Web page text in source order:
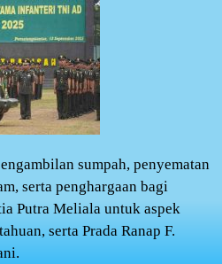
sumpah, penyematan
serta penghargaan bagi
Putra Meliala untuk aspek
serta Prada Ranap F.